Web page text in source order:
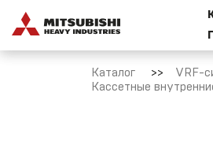
Каталог VRF-
Кассетные